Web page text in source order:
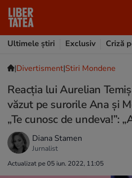
Ultimele știri
Exclusiv Criză
|Divertisment|Stiri Mondene
Reacția lui Aurelian
văzut pe surorile Ana și
„Te cunosc de undeva!”:
Diana Stamen
Jurnalist
Actualizat pe 05 iun. 2022, 11:05